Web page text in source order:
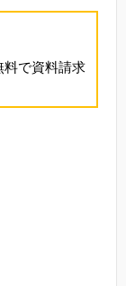
料で資料請求